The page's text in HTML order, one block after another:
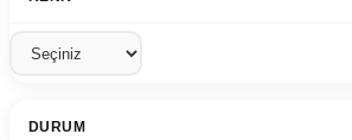
DURUM